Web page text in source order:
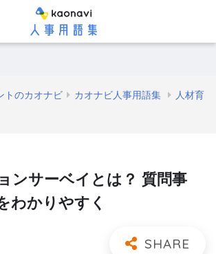
トのカオナビ カオナビ人事用語集
人材育
ンサーベイとは？ 質問事
わかりやすく